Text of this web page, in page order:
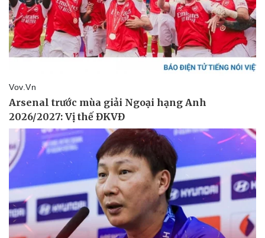
Doanh nghiệp
Doanh nghiệp 24h
Doanh nhân
Vì cộng đồng
Công nghệ
Sành điệu
Trải nghiệm
Chuyển đổi số